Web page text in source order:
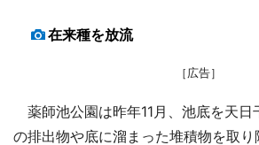
在来種を放流
［広告］
薬師池公園は昨年11月、池底を天日
の排出物や底に溜まった堆積物を取